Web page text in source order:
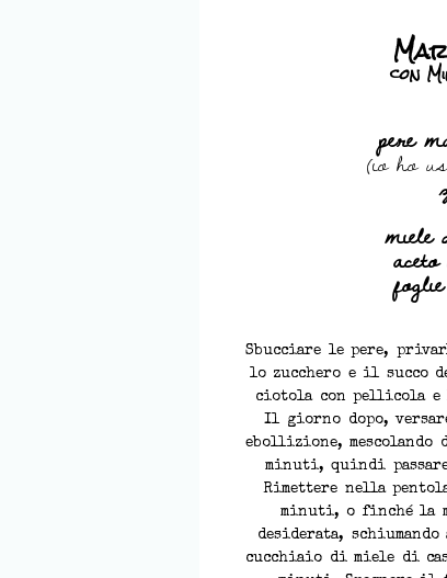
con
pere
(io ho
miele
Sbucciare le pere,
lo zucchero e il succo
ciotola con pellicola e
Il giorno dopo,
ebollizione,
minuti, quindi
Rimettere nella
minuti, o finché la
desiderata,
cucchiaio di miele di